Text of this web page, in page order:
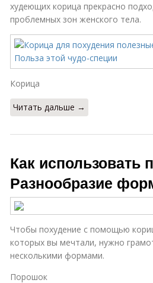
худеющих корица прекрасно
проблемных зон женского тела.
Корица
Читать дальше →
Как использовать
Разнообразие
Чтобы похудение с помощью
которых вы мечтали, нужно
несколькими формами.
Порошок